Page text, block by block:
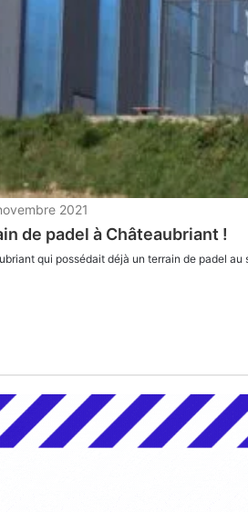
2021
de padel à Châteaubriant !
qui possédait déjà un terrain de padel